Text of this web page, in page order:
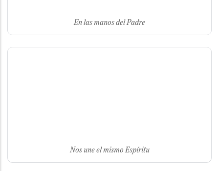
En las manos del Padre
Nos une el mismo Espíritu